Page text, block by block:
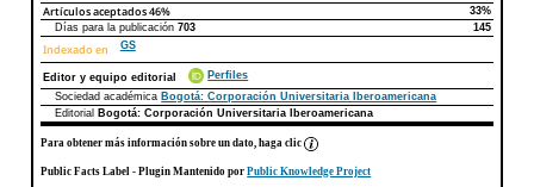
Artículos aceptados46%
33%
Días para la publicación703 145
Indexado en GS
Editor y equipo editorial
Perfiles
Sociedad académica Bogotá: Corporación Universitaria Iberoamericana
Editorial
Bogotá: Corporación Universitaria Iberoamericana
Para obtener más información sobre un dato, haga clic
Public Facts Label - Plugin Mantenido porPublic Knowledge Project